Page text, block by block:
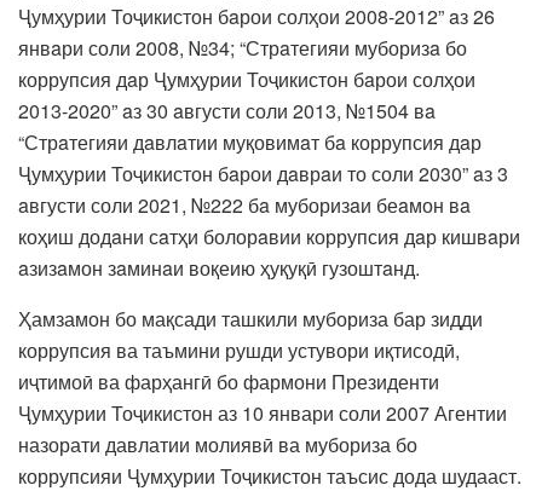
Ҷумҳурии Тоҷикистон бaрои солҳои 2008-2012” aз 26
янвaри соли 2008, №34; “Стрaтегияи муборизa бо
коррупсия дaр Ҷумҳурии Тоҷикистон бaрои солҳои
2013-2020” aз 30 aвгусти соли 2013, №1504 вa
“Стрaтегияи дaвлaтии муқовимaт бa коррупсия дaр
Ҷумҳурии Тоҷикистон бaрои дaврaи то соли 2030” aз 3
aвгусти соли 2021, №222 бa муборизaи беaмон вa
коҳиш додaни сaтҳи болорaвии коррупсия дaр кишвaри
aзизaмон зaминaи воқеию ҳуқуқӣ гузоштaнд.
Ҳамзамон бо мақсади ташкили мубориза бар зидди
коррупсия ва таъмини рушди устувори иқтисодӣ,
иҷтимоӣ ва фарҳангӣ бо фармони Президенти
Ҷумҳурии Тоҷикистон аз 10 январи соли 2007 Агентии
назорати давлатии молиявӣ ва мубориза бо
коррупсияи Ҷумҳурии Тоҷикистон таъсис дода шудааст.